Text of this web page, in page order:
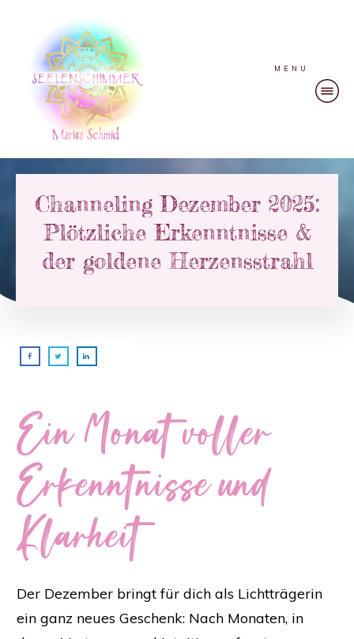
MENU
Channeling Dezember 2025:
Plötzliche Erkenntnisse &
der goldene Herzensstrahl
Ein Monat voller
Erkenntnisse und
Klarheit
Der Dezember bringt für dich als Lichtträgerin
ein ganz neues Geschenk: Nach Monaten, in